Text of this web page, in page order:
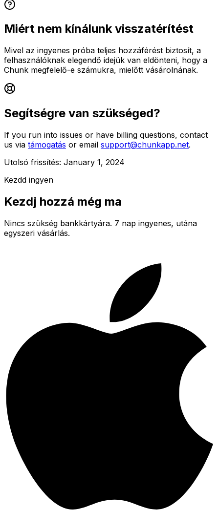
Miért nem kínálunk visszatérítést
Mivel az ingyenes próba teljes hozzáférést biztosít, a
felhasználóknak elegendő idejük van eldönteni, hogy a
Chunk megfelelő-e számukra, mielőtt vásárolnának.
Segítségre van szükséged?
If you run into issues or have billing questions, contact
us via támogatás or email support@chunkapp.net.
Utolsó frissítés: January 1, 2024
Kezdd ingyen
Kezdj hozzá még ma
Nincs szükség bankkártyára. 7 nap ingyenes, utána
egyszeri vásárlás.